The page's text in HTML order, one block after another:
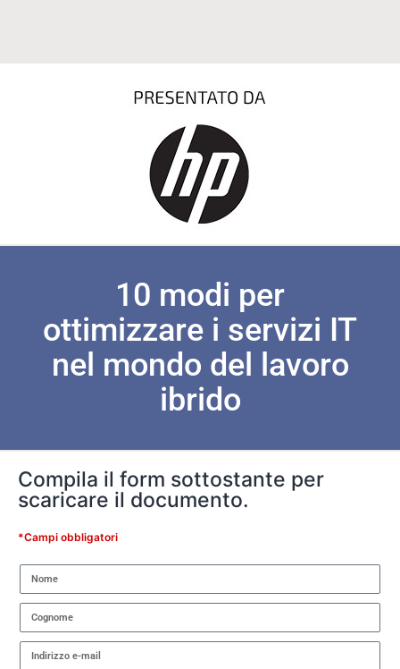
10 modi per
ottimizzare i servizi IT
nel mondo del lavoro
ibrido
Compila il form sottostante per
scaricare il documento.
*Campi obbligatori